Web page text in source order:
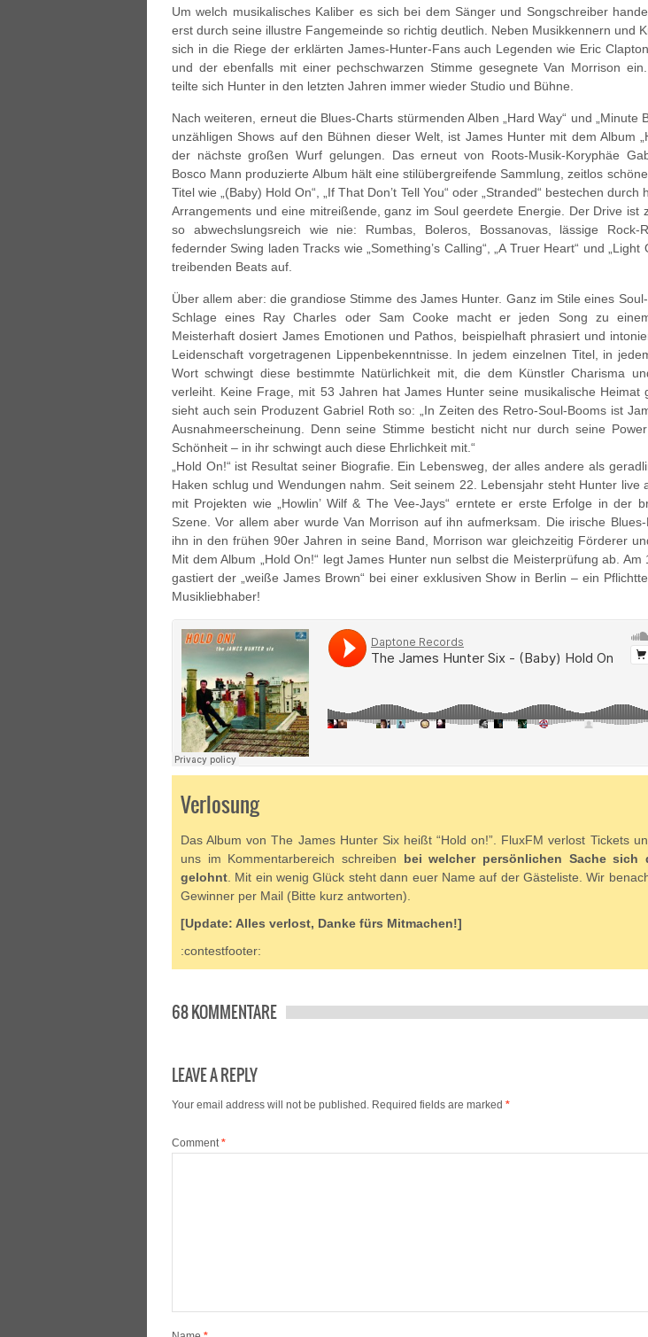
Um welch musikalisches Kaliber es sich bei dem Sänger und Songschreiber
erst durch seine illustre Fangemeinde so richtig deutlich. Neben Musikkennern und
sich in die Riege der erklärten James-Hunter-Fans auch Legenden wie Eric
und der ebenfalls mit einer pechschwarzen Stimme gesegnete Van Morrison
teilte sich Hunter in den letzten Jahren immer wieder Studio und Bühne.
Nach weiteren, erneut die Blues-Charts stürmenden Alben „Hard Way“ und „Minute
unzähligen Shows auf den Bühnen dieser Welt, ist James Hunter mit dem Album
der nächste großen Wurf gelungen. Das erneut von Roots-Musik-Koryphäe
Bosco Mann produzierte Album hält eine stilübergreifende Sammlung, zeitlos
Titel wie „(Baby) Hold On“, „If That Don’t Tell You“ oder „Stranded“ bestechen durch
Arrangements und eine mitreißende, ganz im Soul geerdete Energie. Der Drive ist
so abwechslungsreich wie nie: Rumbas, Boleros, Bossanovas, lässige Rock-
federnder Swing laden Tracks wie „Something’s Calling“, „A Truer Heart“ und „Light
treibenden Beats auf.
Über allem aber: die grandiose Stimme des James Hunter. Ganz im Stile eines
Schlage eines Ray Charles oder Sam Cooke macht er jeden Song zu
Meisterhaft dosiert James Emotionen und Pathos, beispielhaft phrasiert und
Leidenschaft vorgetragenen Lippenbekenntnisse. In jedem einzelnen Titel, in
Wort schwingt diese bestimmte Natürlichkeit mit, die dem Künstler Charisma
verleiht. Keine Frage, mit 53 Jahren hat James Hunter seine musikalische Heimat
sieht auch sein Produzent Gabriel Roth so: „In Zeiten des Retro-Soul-Booms ist
Ausnahmeerscheinung. Denn seine Stimme besticht nicht nur durch seine
Schönheit – in ihr schwingt auch diese Ehrlichkeit mit.“
„Hold On!“ ist Resultat seiner Biografie. Ein Lebensweg, der alles andere als
Haken schlug und Wendungen nahm. Seit seinem 22. Lebensjahr steht Hunter live
mit Projekten wie „Howlin’ Wilf & The Vee-Jays“ erntete er erste Erfolge in der
Szene. Vor allem aber wurde Van Morrison auf ihn aufmerksam. Die irische
ihn in den frühen 90er Jahren in seine Band, Morrison war gleichzeitig Förderer
Mit dem Album „Hold On!“ legt James Hunter nun selbst die Meisterprüfung ab. Am
gastiert der „weiße James Brown“ bei einer exklusiven Show in Berlin – ein
Musikliebhaber!
Verlosung
Das Album von The James Hunter Six heißt “Hold on!”. FluxFM verlost Tickets
uns im Kommentarbereich schreiben bei welcher persönlichen Sache sich
gelohnt . Mit ein wenig Glück steht dann euer Name auf der Gästeliste. Wir
Gewinner per Mail (Bitte kurz antworten).
[Update: Alles verlost, Danke fürs Mitmachen!]
:contestfooter:
68 KOMMENTARE
LEAVE A REPLY
Your email address will not be published. Required fields are marked *
Comment*